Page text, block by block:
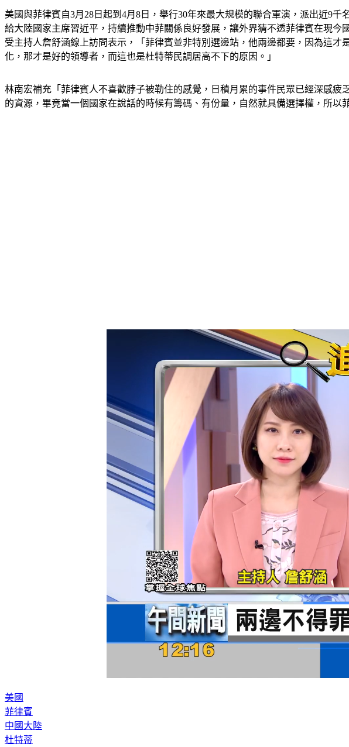
美國與菲律賓自3月28日起到4月8日，舉行30年來最大規模的聯合軍演，派出近9
給大陸國家主席習近平，持續推動中菲關係良好發展，讓外界猜不透菲律賓在現
受主持人詹舒涵線上訪問表示，「菲律賓並非特別選邊站，他兩邊都要，因為這
化，那才是好的領導者，而這也是杜特蒂民調居高不下的原因。」
林南宏補充「菲律賓人不喜歡脖子被勒住的感覺，日積月累的事件民眾已經深感
的資源，畢竟當一個國家在說話的時候有籌碼、有份量，自然就具備選擇權，所
美國
菲律賓
中國大陸
杜特蒂